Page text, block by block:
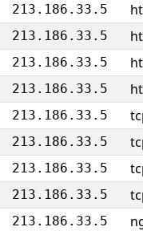
213.186.33.5
213.186.33.5
213.186.33.5
213.186.33.5
213.186.33.5
213.186.33.5
213.186.33.5
213.186.33.5
213.186.33.5